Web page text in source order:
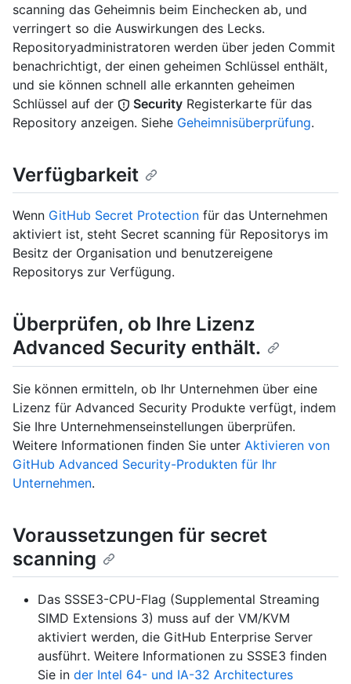
scanning das Geheimnis beim Einchecken ab, und
verringert so die Auswirkungen des Lecks.
Repositoryadministratoren werden über jeden Commit
benachrichtigt, der einen geheimen Schlüssel enthält,
und sie können schnell alle erkannten geheimen
Schlüssel auf der
Security Registerkarte für das
Repository anzeigen. Siehe Geheimnisüberprüfung.
Verfügbarkeit
Wenn GitHub Secret Protection für das Unternehmen
aktiviert ist, steht Secret scanning für Repositorys im
Besitz der Organisation und benutzereigene
Repositorys zur Verfügung.
Überprüfen, ob Ihre Lizenz
Advanced Security enthält.
Sie können ermitteln, ob Ihr Unternehmen über eine
Lizenz für Advanced Security Produkte verfügt, indem
Sie Ihre Unternehmenseinstellungen überprüfen.
Weitere Informationen finden Sie unter Aktivieren von
GitHub Advanced Security-Produkten für Ihr
Unternehmen.
Voraussetzungen für secret
scanning
Das SSSE3-CPU-Flag (Supplemental Streaming
SIMD Extensions 3) muss auf der VM/KVM
aktiviert werden, die GitHub Enterprise Server
ausführt. Weitere Informationen zu SSSE3 finden
Sie in der Intel 64- und IA-32 Architectures